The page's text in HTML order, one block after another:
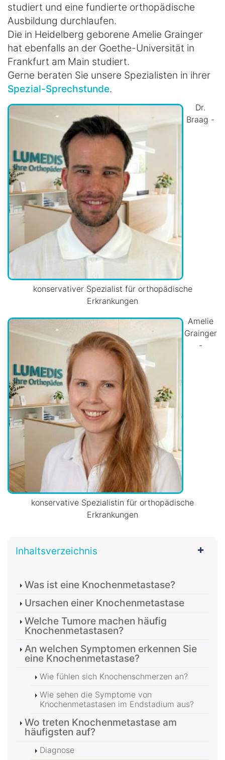
studiert und eine fundierte orthopädische
Ausbildung durchlaufen.
Die in Heidelberg geborene Amelie Grainger
hat ebenfalls an der Goethe-Universität in
Frankfurt am Main studiert.
Gerne beraten Sie unsere Spezialisten in ihrer
Spezial-Sprechstunde.
Dr.
Braag -
konservativer Spezialist für orthopädische
Erkrankungen
Amelie
Grainger
-
konservative Spezialistin für orthopädische
Erkrankungen
Inhaltsverzeichnis
Was ist eine Knochenmetastase?
Ursachen einer Knochenmetastase
Welche Tumore machen häufig
Knochenmetastasen?
An welchen Symptomen erkennen Sie
eine Knochenmetastase?
Wie fühlen sich Knochenschmerzen an?
Wie sehen die Symptome von
Knochenmetastasen im Endstadium aus?
Wo treten Knochenmetastase am
häufigsten auf?
Diagnose